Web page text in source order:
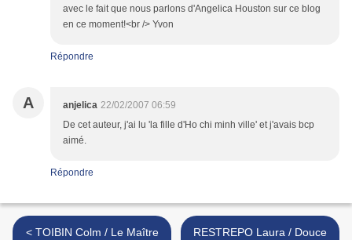
avec le fait que nous parlons d'Angelica Houston sur ce blog
en ce moment!<br /> Yvon
Répondre
A anjelica 22/02/2007 06:59
De cet auteur, j'ai lu 'la fille d'Ho chi minh ville' et j'avais bcp
aimé.
Répondre
< TOIBIN Colm / Le Maître
RESTREPO Laura / Douce